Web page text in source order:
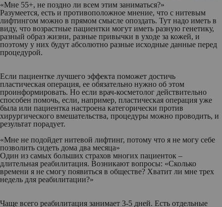
«Мне 55+, не поздно ли всем этим заниматься?»
Разумеется, есть и противоположное мнение, что с нитевым
лифтингом можно в прямом смысле опоздать. Тут надо иметь в
виду, что возрастные пациентки могут иметь разную генетику,
разный образ жизни, разные привычки в уходе за кожей, и
поэтому у них будут абсолютно разные исходные данные перед
процедурой.
Если пациентке лучшего эффекта поможет достичь
пластическая операция, ее обязательно нужно об этом
проинформировать. Но если врач-косметолог действительно
способен помочь, если, например, пластическая операция уже
была или пациентка настроена категорически против
хирургического вмешательства, процедуры можно проводить, и
результат порадует.
«Мне не подойдет нитевой лифтинг, потому что я не могу себе
позволить сидеть дома два месяца»
Один из самых больших страхов многих пациенток –
длительная реабилитация. Возникают вопросы: «Сколько
времени я не смогу появиться в обществе? Хватит ли мне трех
недель для реабилитации?»
Чаще всего реабилитация занимает 3-5 дней. Есть отдельные